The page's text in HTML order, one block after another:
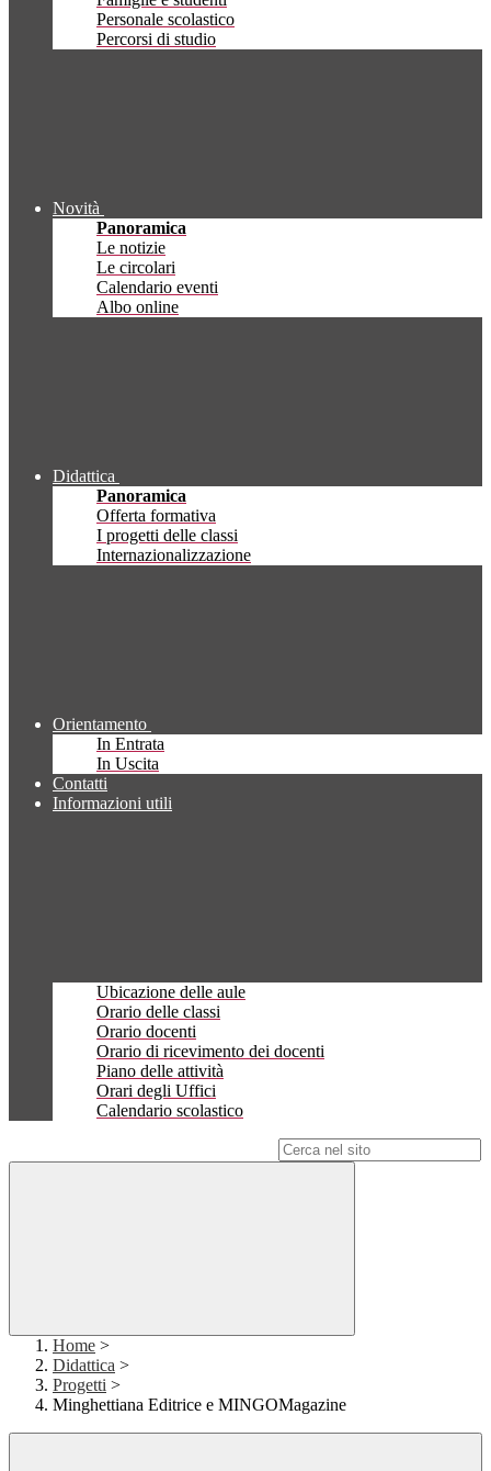
Personale scolastico
Percorsi di studio
Novità
Panoramica
Le notizie
Le circolari
Calendario eventi
Albo online
Didattica
Panoramica
Offerta formativa
I progetti delle classi
Internazionalizzazione
Orientamento
In Entrata
In Uscita
Contatti
Informazioni utili
Ubicazione delle aule
Orario delle classi
Orario docenti
Orario di ricevimento dei docenti
Piano delle attività
Orari degli Uffici
Calendario scolastico
Home >
Didattica >
Progetti >
Minghettiana Editrice e MINGOMagazine